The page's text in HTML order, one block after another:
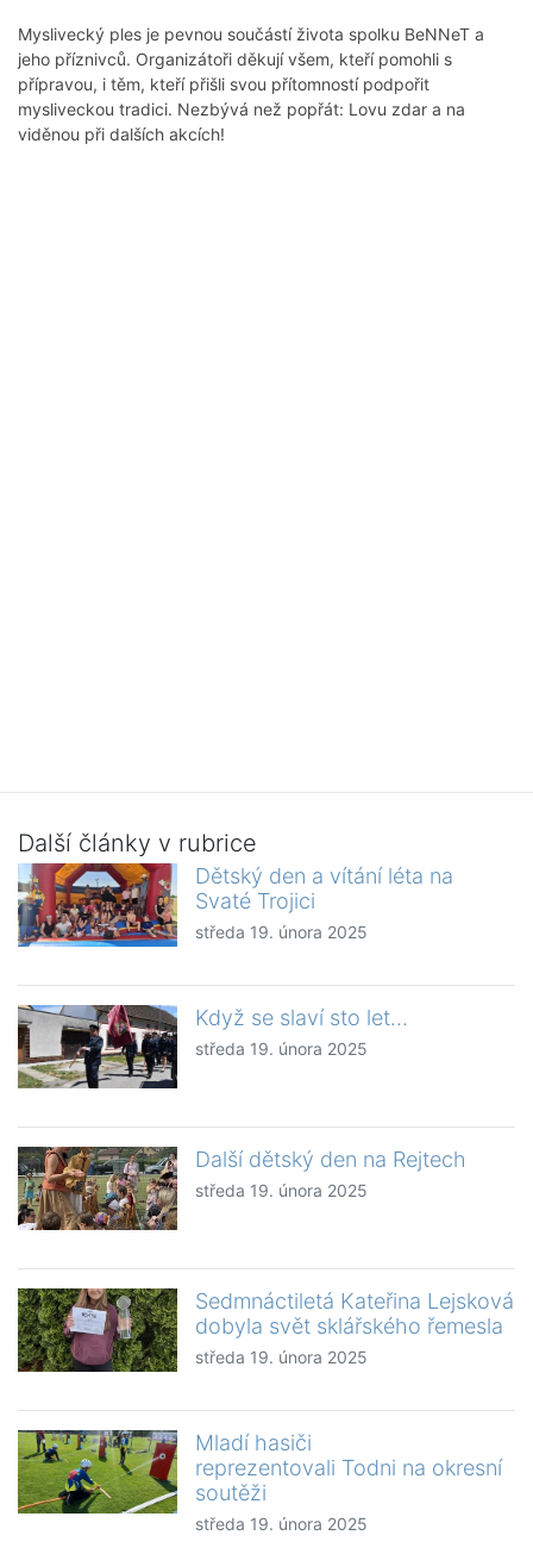
Myslivecký ples je pevnou součástí života spolku BeNNeT a
jeho příznivců. Organizátoři děkují všem, kteří pomohli s
přípravou, i těm, kteří přišli svou přítomností podpořit
mysliveckou tradici. Nezbývá než popřát: Lovu zdar a na
viděnou při dalších akcích!
Další články v rubrice
Dětský den a vítání léta na
Svaté Trojici
středa 19. února 2025
Když se slaví sto let…
středa 19. února 2025
Další dětský den na Rejtech
středa 19. února 2025
Sedmnáctiletá Kateřina Lejsková
dobyla svět sklářského řemesla
středa 19. února 2025
Mladí hasiči
reprezentovali Todni na okresní
soutěži
středa 19. února 2025